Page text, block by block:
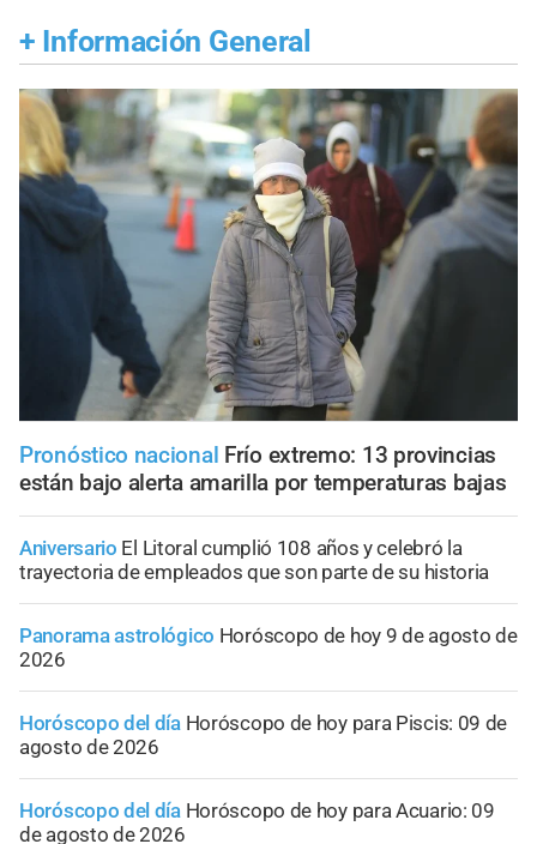
+ Información General
Pronóstico nacional Frío extremo: 13 provincias
están bajo alerta amarilla por temperaturas bajas
Aniversario El Litoral cumplió 108 años y celebró la
trayectoria de empleados que son parte de su historia
Panorama astrológico Horóscopo de hoy 9 de agosto de
2026
Horóscopo del día Horóscopo de hoy para Piscis: 09 de
agosto de 2026
Horóscopo del día Horóscopo de hoy para Acuario: 09
de agosto de 2026